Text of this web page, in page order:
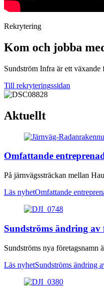
Rekrytering
Kom och jobba
Sundström Infra är ett
Till rekryteringssidan
Aktuellt
Omfattande
På järnvägssträckan mellan
Läs nyhetOmfattande
Sundströms ändring av
Sundströms nya
Läs nyhetSundströms ändring